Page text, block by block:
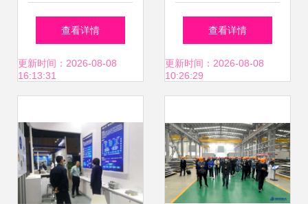
会电气与智能化技
术学术研讨会 技术
交流盛会
查看详情
更新时间：2026-08-08
16:13:31
届润滑油创新发展
论坛暨供应链技术
查看详情
更新时间：2026-08-08
10:26:29